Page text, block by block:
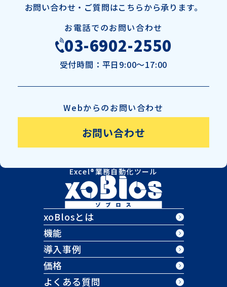
お問い合わせ・ご質問はこちらから承ります。
お電話でのお問い合わせ
03-6902-2550
受付時間： 平日9:00～17:00
Webからのお問い合わせ
お問い合わせ
Excel®業務自動化ツール
xoBlosとは
機能
導入事例
価格
よくある質問